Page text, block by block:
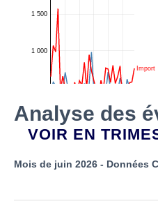
Analyse des
VOIR EN
Mois de juin 2026 - Données